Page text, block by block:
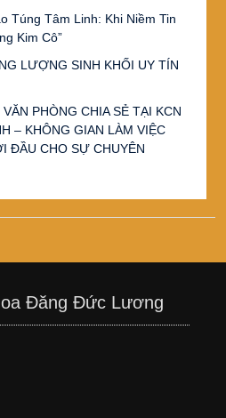
Túng Tâm Linh: Khi Niềm Tin
Kim Cô”
LƯỢNG SINH KHỐI UY TÍN
PHÒNG CHIA SẺ TẠI KCN
– KHÔNG GIAN LÀM VIỆC
ĐẦU CHO SỰ CHUYÊN
Đăng Đức Lương